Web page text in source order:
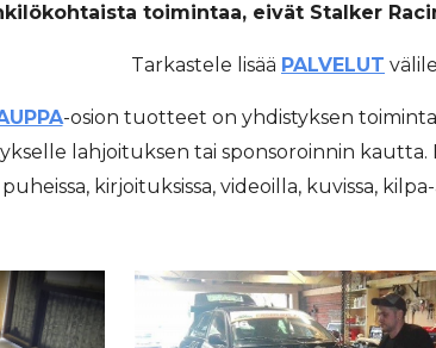
toimintaa, eivät Stalker
Tarkastele lisää PALVELUT
-osion tuotteet on yhdistyksen
lahjoituksen tai sponsoroinnin kautta.
puheissa, kirjoituksissa, videoilla, kuvissa,